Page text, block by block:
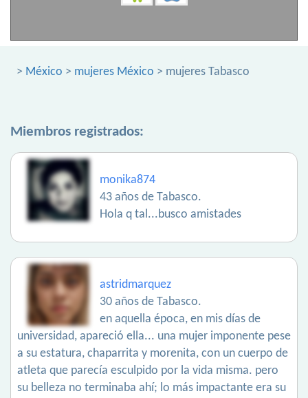
> México > mujeres México > mujeres Tabasco
Miembros registrados:
monika874
43 años de Tabasco.
Hola q tal...busco amistades
astridmarquez
30 años de Tabasco.
en aquella época, en mis días de
universidad, apareció ella... una mujer imponente pese
a su estatura, chaparrita y morenita, con un cuerpo de
atleta que parecía esculpido por la vida misma. pero
su belleza no terminaba ahí; lo más impactante era su